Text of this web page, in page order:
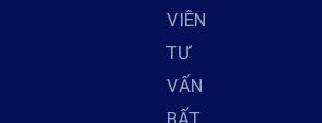
VIÊN
TƯ
VẤN